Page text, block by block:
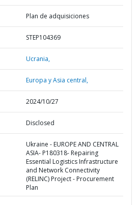
Plan de adquisiciones
STEP104369
Ucrania,
Europa y Asia central,
2024/10/27
Disclosed
Ukraine - EUROPE AND CENTRAL
ASIA- P180318- Repairing
Essential Logistics Infrastructure
and Network Connectivity
(RELINC) Project - Procurement
Plan